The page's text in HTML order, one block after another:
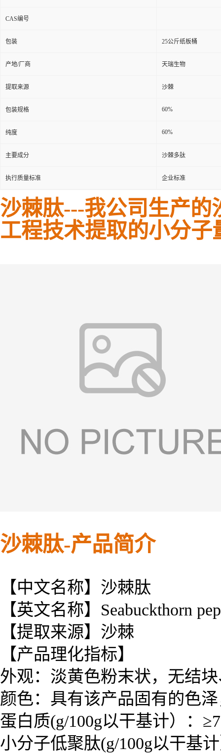
CAS编号
包装 25公斤纸板桶
产地/厂商 天瑞生物
提取来源 沙棘
包装规格 60%
纯度 60%
主要成分 沙棘多肽
执行质量标准 企业标准
沙棘肽---我公司生产的
工程技术提取的小分子
沙棘肽-产品简介
【中文名称】沙棘肽
【英文名称】Seabuckthorn
【提取来源】沙棘
【产品理化指标】
外观：淡黄色粉末状，无结
颜色：具有该产品固有的色
蛋白质(g/100g以干基计） ： ≥
小分子低聚肽(g/100g以干基